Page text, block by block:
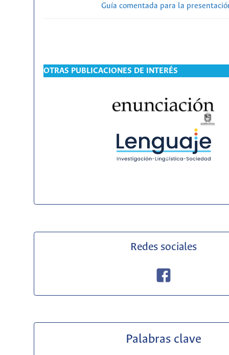
Guía comentada para la
OTRAS PUBLICACIONES DE INTERÉS
Redes sociales
Palabras clave